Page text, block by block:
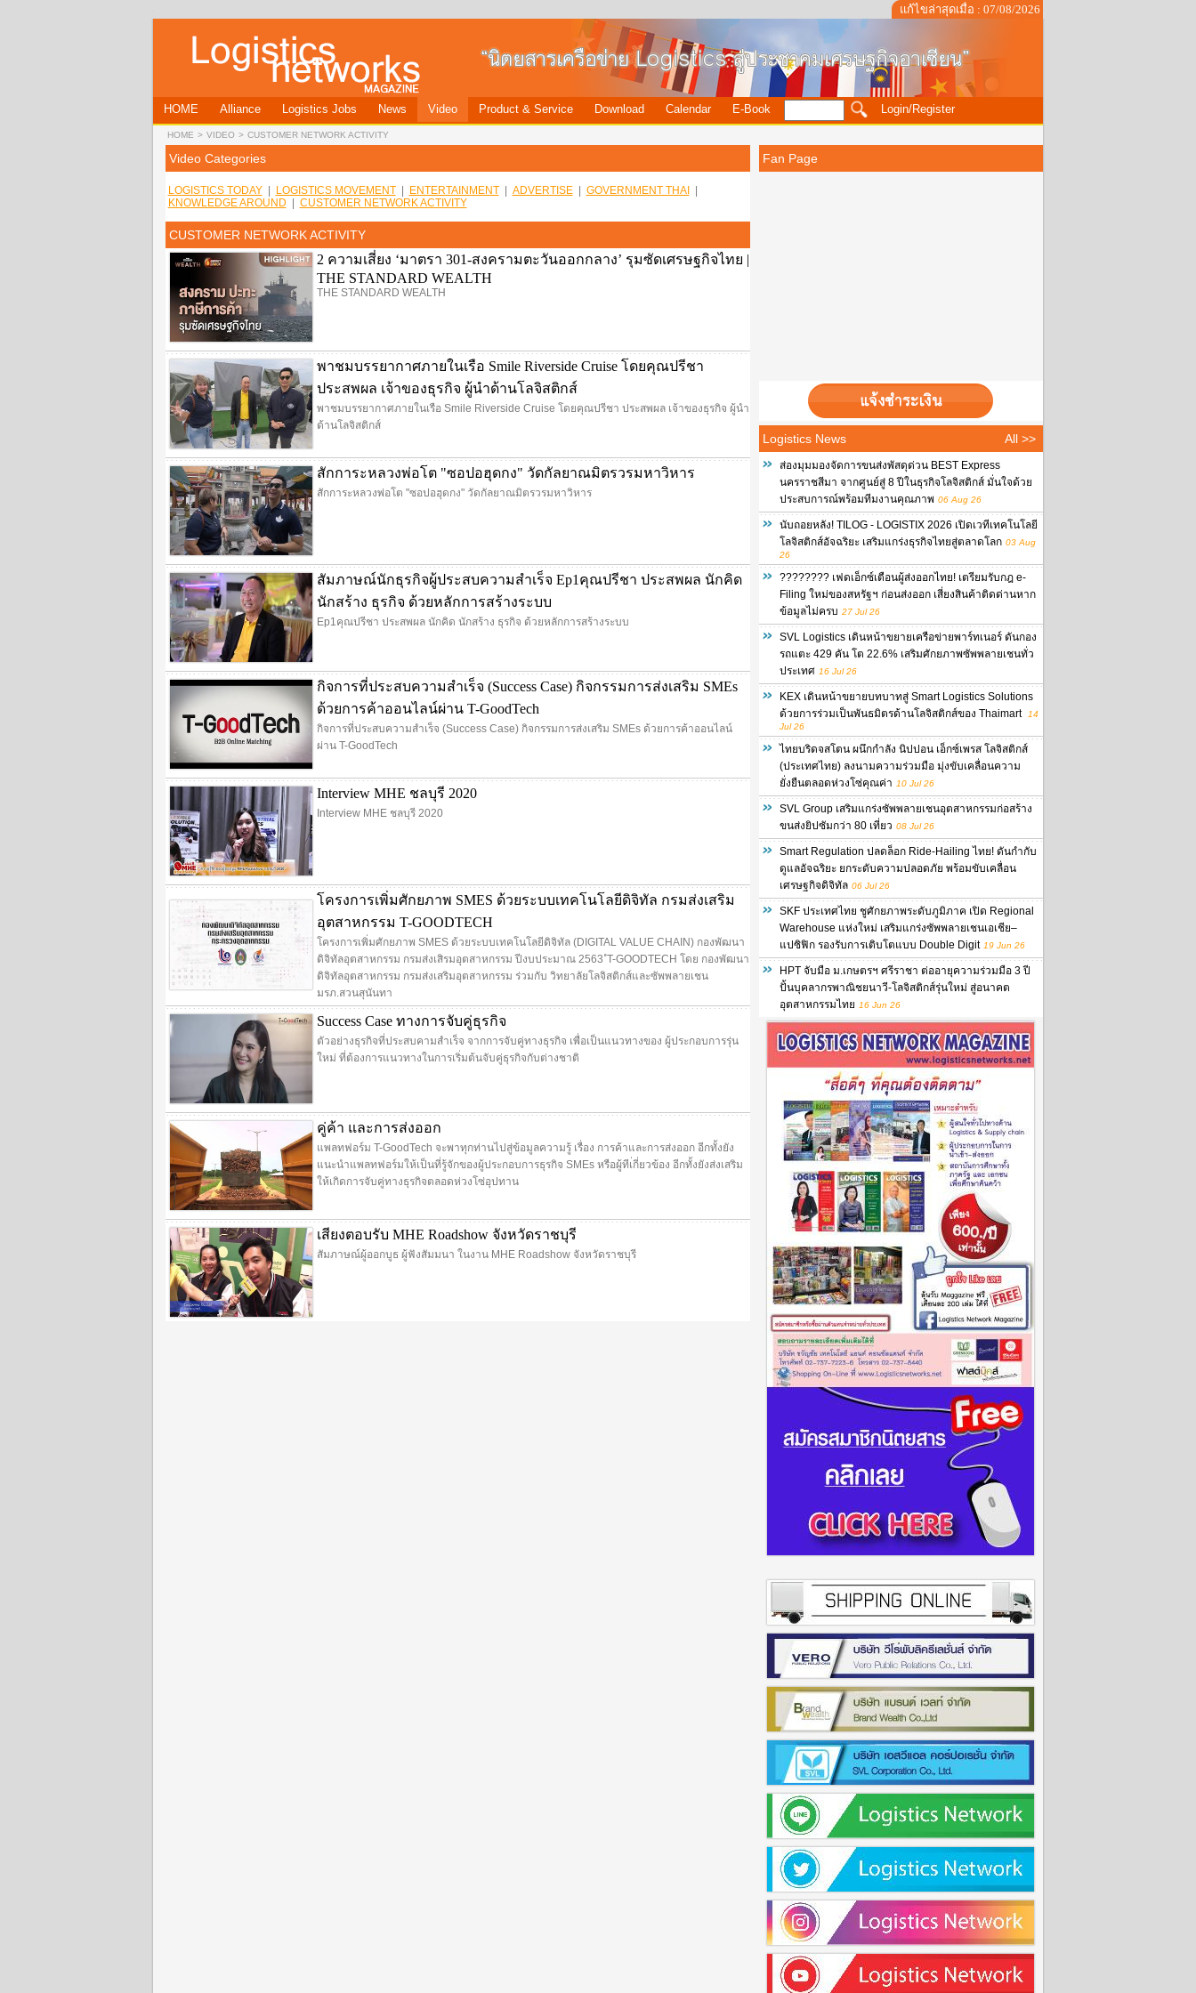
แก้ไขล่าสุดเมื่อ : 07/08/2026
HOME Alliance Logistics Jobs News Video Product & Service Download Calendar E-Book Login/Register
HOME > VIDEO > CUSTOMER NETWORK ACTIVITY
Video Categories
LOGISTICS TODAY| LOGISTICS MOVEMENT| ENTERTAINMENT| ADVERTISE| GOVERNMENT THAI
KNOWLEDGE AROUND
CUSTOMER NETWORK ACTIVITY
CUSTOMER NETWORK ACTIVITY
2 ความเสี่ยง ‘มาตรา 301-สงครามตะวันออกกลาง’ รุมซัดเศรษฐกิจไทย |
THE STANDARD WEALTH
THE STANDARD WEALTH
พาชมบรรยากาศภายในเรือ Smile Riverside Cruise โดยคุณปรีชา
ประสพผล เจ้าของธุรกิจ ผู้นำด้านโลจิสติกส์
พาชมบรรยากาศภายในเรือ Smile Riverside Cruise โดยคุณปรีชา ประสพผล เจ้าของธุรกิจ ผู้นำ
ด้านโลจิสติกส์
สักการะหลวงพ่อโต "ซอปอฮุดกง" วัดกัลยาณมิตรวรมหาวิหาร
สักการะหลวงพ่อโต "ซอปอฮุดกง" วัดกัลยาณมิตรวรมหาวิหาร
สัมภาษณ์นักธุรกิจผู้ประสบความสำเร็จ Ep1คุณปรีชา ประสพผล นักคิด
นักสร้าง ธุรกิจ ด้วยหลักการสร้างระบบ
Ep1คุณปรีชา ประสพผล นักคิด นักสร้าง ธุรกิจ ด้วยหลักการสร้างระบบ
กิจการที่ประสบความสำเร็จ (Success Case) กิจกรรมการส่งเสริม SMEs
ด้วยการค้าออนไลน์ผ่าน T-GoodTech
กิจการที่ประสบความสำเร็จ (Success Case) กิจกรรมการส่งเสริม SMEs ด้วยการค้าออนไลน์
ผ่าน T-GoodTech
Interview MHE ชลบุรี 2020
Interview MHE ชลบุรี 2020
โครงการเพิ่มศักยภาพ SMES ด้วยระบบเทคโนโลยีดิจิทัล กรมส่งเสริม
อุตสาหกรรม T-GOODTECH
โครงการเพิ่มศักยภาพ SMES ด้วยระบบเทคโนโลยีดิจิทัล (DIGITAL VALUE CHAIN) กองพัฒนา
ดิจิทัลอุตสาหกรรม กรมส่งเสิรมอุตสาหกรรม ปีงบประมาณ 2563 ํT-GOODTECH โดย กองพัฒนา
ดิจิทัลอุตสาหกรรม กรมส่งเสริมอุตสาหกรรม ร่วมกับ วิทยาลัยโลจิสติกส์และซัพพลายเชน
มรภ.สวนสุนันทา
Success Case ทางการจับคู่ธุรกิจ
ตัวอย่างธุรกิจที่ประสบคามสำเร็จ จากการจับคู่ทางธุรกิจ เพื่อเป็นแนวทางของ ผู้ประกอบการรุ่น
ใหม่ ที่ต้องการแนวทางในการเริ่มต้นจับคู่ธุรกิจกับต่างชาติ
คู่ค้า และการส่งออก
แพลทฟอร์ม T-GoodTech จะพาทุกท่านไปสู่ข้อมูลความรู้ เรื่อง การค้าและการส่งออก อีกทั้งยัง
แนะนำแพลทฟอร์มให้เป็นที่รู้จักของผู้ประกอบการธุรกิจ SMEs หรือผู้ทีเ่กี่ยวข้อง อีกทั้งยังส่งเสริม
ให้เกิดการจับคู่ทางธุรกิจตลอดห่วงโซ่อุปทาน
เสียงตอบรับ MHE Roadshow จังหวัดราชบุรี
สัมภาษณ์ผู้ออกบูธ ผู้ฟังสัมมนา ในงาน MHE Roadshow จังหวัดราชบุรี
Fan Page
Logistics News All >>
ส่องมุมมองจัดการขนส่งพัสดุด่วน BEST Express
นครราชสีมา จากศูนย์สู่ 8 ปีในธุรกิจโลจิสติกส์ มั่นใจด้วย
ประสบการณ์พร้อมทีมงานคุณภาพ 06 Aug 26
นับถอยหลัง! TILOG - LOGISTIX 2026 เปิดเวทีเทคโนโลยี
โลจิสติกส์อัจฉริยะ เสริมแกร่งธุรกิจไทยสู่ตลาดโลก 03 Aug
26
???????? เฟดเอ็กซ์เตือนผู้ส่งออกไทย! เตรียมรับกฎ e-
Filing ใหม่ของสหรัฐฯ ก่อนส่งออก เสี่ยงสินค้าติดด่านหาก
ข้อมูลไม่ครบ 27 Jul 26
SVL Logistics เดินหน้าขยายเครือข่ายพาร์ทเนอร์ ดันกอง
รถแตะ 429 คัน โต 22.6% เสริมศักยภาพซัพพลายเชนทั่ว
ประเทศ 16 Jul 26
KEX เดินหน้าขยายบทบาทสู่ Smart Logistics Solutions
ด้วยการร่วมเป็นพันธมิตรด้านโลจิสติกส์ของ Thaimart
14
Jul 26
ไทยบริดจสโตน ผนึกกำลัง นิปปอน เอ็กซ์เพรส โลจิสติกส์
(ประเทศไทย) ลงนามความร่วมมือ มุ่งขับเคลื่อนความ
ยั่งยืนตลอดห่วงโซ่คุณค่า 10 Jul 26
SVL Group เสริมแกร่งซัพพลายเชนอุตสาหกรรมก่อสร้าง
ขนส่งยิปซัมกว่า 80 เที่ยว 08 Jul 26
Smart Regulation ปลดล็อก Ride-Hailing ไทย! ดันกำกับ
ดูแลอัจฉริยะ ยกระดับความปลอดภัย พร้อมขับเคลื่อน
เศรษฐกิจดิจิทัล 06 Jul 26
SKF ประเทศไทย ชูศักยภาพระดับภูมิภาค เปิด Regional
Warehouse แห่งใหม่ เสริมแกร่งซัพพลายเชนเอเชีย–
แปซิฟิก รองรับการเติบโตแบบ Double Digit 19 Jun 26
HPT จับมือ ม.เกษตรฯ ศรีราชา ต่ออายุความร่วมมือ 3 ปี
ปั้นบุคลากรพาณิชยนาวี-โลจิสติกส์รุ่นใหม่ สู่อนาคต
อุตสาหกรรมไทย 16 Jun 26